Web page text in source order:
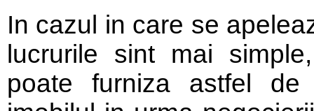
In cazul in care se
lucrurile sint mai
poate furniza astfel de